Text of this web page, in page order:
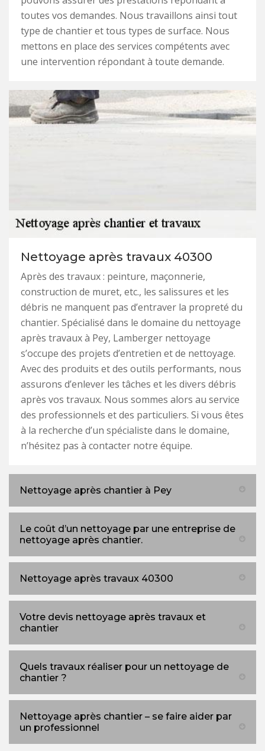
toutes vos demandes. Nous travaillons ainsi tout
type de chantier et tous types de surface. Nous
mettons en place des services compétents avec
une intervention répondant à toute demande.
Nettoyage après travaux 40300
Après des travaux : peinture, maçonnerie,
construction de muret, etc., les salissures et les
débris ne manquent pas d’entraver la propreté du
chantier. Spécialisé dans le domaine du nettoyage
après travaux à Pey, Lamberger nettoyage
s’occupe des projets d’entretien et de nettoyage.
Avec des produits et des outils performants, nous
assurons d’enlever les tâches et les divers débris
après vos travaux. Nous sommes alors au service
des professionnels et des particuliers. Si vous êtes
à la recherche d’un spécialiste dans le domaine,
n’hésitez pas à contacter notre équipe.
Nettoyage après chantier à Pey
Le coût d’un nettoyage par une entreprise de
nettoyage après chantier.
Nettoyage après travaux 40300
Votre devis nettoyage après travaux et
chantier
Quels travaux réaliser pour un nettoyage de
chantier ?
Nettoyage après chantier – se faire aider par
un professionnel